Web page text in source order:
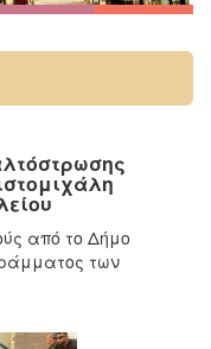
από το Δήμο
των